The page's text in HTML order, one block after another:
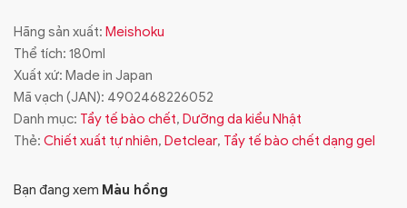
Hãng sản xuất: Meishoku
Thể tích: 180ml
Xuất xứ: Made in Japan
Mã vạch (JAN): 4902468226052
Danh mục: Tẩy tế bào chết, Dưỡng da kiểu Nhật
Thẻ: Chiết xuất tự nhiên, Detclear, Tẩy tế bào chết dạng gel
Bạn đang xem Màu hồng